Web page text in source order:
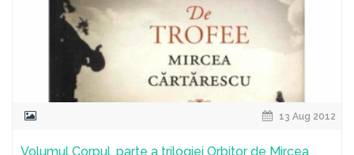
13 Aug 2012
Volumul Corpul, parte a trilogiei Orbitor de Mircea